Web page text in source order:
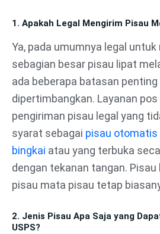
1. Apakah Legal Mengirim Pisau
Ya, pada umumnya legal
sebagian besar pisau lipat
ada beberapa batasan penting
dipertimbangkan. Layanan
pengiriman pisau legal yang
syarat sebagai pisau otomatis
bingkai atau yang terbuka
dengan tekanan tangan.
pisau mata pisau tetap
2. Jenis Pisau Apa Saja yang
USPS?